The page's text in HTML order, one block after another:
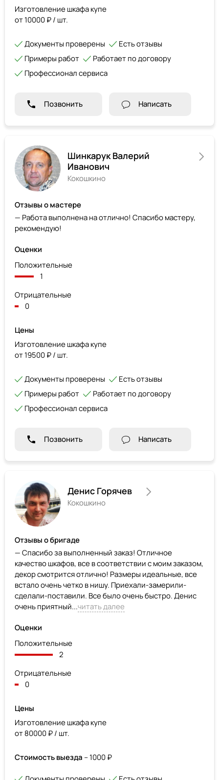
Изготовление шкафа купе
от 10000 ₽ / шт.
Документы проверены
Есть отзывы
Примеры работ
Работает по договору
Профессионал сервиса
Позвонить Написать
Шинкарук Валерий
Иванович
Кокошкино
Отзывы о мастере
— Работа выполнена на отлично! Спасибо мастеру,
рекомендую!
Оценки
Положительные
1
Отрицательные
0
Цены
Изготовление шкафа купе
от 19500 ₽ / шт.
Документы проверены
Есть отзывы
Примеры работ
Работает по договору
Профессионал сервиса
Позвонить Написать
Денис Горячев
Кокошкино
Отзывы о бригаде
— Спасибо за выполненный заказ! Отличное
качество шкафов, все в соответствии с моим заказом,
декор смотрится отлично! Размеры идеальные, все
встало очень четко в нишу. Приехали-замерили-
сделали-поставили. Все было очень быстро. Денис
очень приятный...читать далее
Оценки
Положительные
2
Отрицательные
0
Цены
Изготовление шкафа купе
от 80000 ₽ / шт.
Стоимость выезда – 1000 ₽